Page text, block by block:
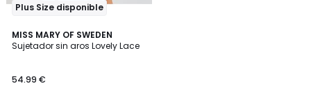
Plus Size disponible
MISS MARY OF SWEDEN
Sujetador sin aros Lovely Lace
54.99 €
4,5
/ 5